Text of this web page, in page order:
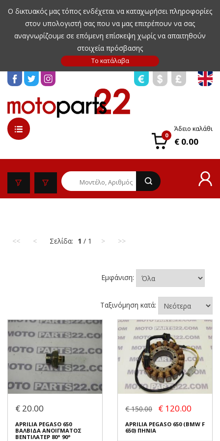
Ο δικτυακός μας τόπος ενδέχεται να καταχωρήσει πληροφορίες
στον υπολογιστή σας που να μας επιτρέπουν να σας
αναγνωρίζουμε σε επόμενη επίσκεψη χωρίς να απαιτηθούν
στοιχεία πρόσβασης
0
Άδειο καλάθι
€ 0.00
<< < Σελίδα: 1 / 1 > >>
Εμφάνιση:
Ταξινόμηση κατά:
€ 20.00
APRILIA PEGASO 650
ΒΑΛΒΙΔΑ ΑΝΟΙΓΜΑΤΟΣ
ΒΕΝΤΙΛΑΤΕΡ 80° 90°
€ 150.00 € 120.00
APRILIA PEGASO 650 (BMW F
650) ΠΗΝΙΑ